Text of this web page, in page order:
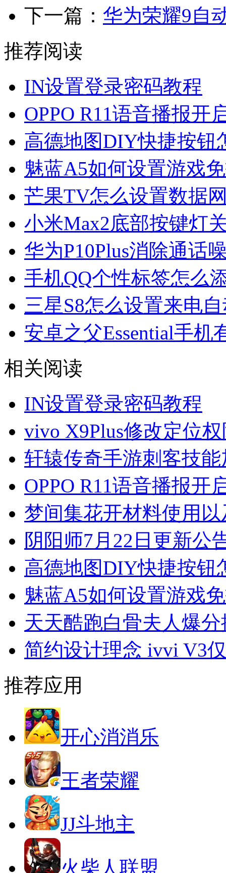
下一篇： 华为荣耀9自
推荐阅读
IN设置登录密码教程
OPPO R11语音播报开
高德地图DIY快捷按钮
魅蓝A5如何设置游戏
芒果TV怎么设置数据
小米Max2底部按键灯
华为P10Plus消除通话
手机QQ个性标签怎么
三星S8怎么设置来电
安卓之父Essential手机
相关阅读
IN设置登录密码教程
vivo X9Plus修改定位
轩辕传奇手游刺客技
OPPO R11语音播报开
梦间集​花开材料使用
阴阳师7月22日更新公
高德地图DIY快捷按钮
魅蓝A5如何设置游戏
天天酷跑白骨夫人爆
简约设计理念 ivvi V3
推荐应用
开心消消乐
王者荣耀
JJ斗地主
火柴人联盟